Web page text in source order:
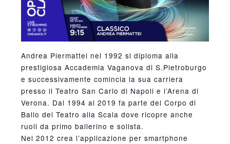
Andrea Piermattei nel 1992 si diploma alla
prestigiosa Accademia Vaganova di S.Pietroburgo
e successivamente comincia la sua carriera
presso il Teatro San Carlo di Napoli e l’Arena di
Verona. Dal 1994 al 2019 fa parte del Corpo di
Ballo del Teatro alla Scala dove ricopre anche
ruoli da primo ballerino e solista.
Nel 2012 crea l’applicazione per smartphone